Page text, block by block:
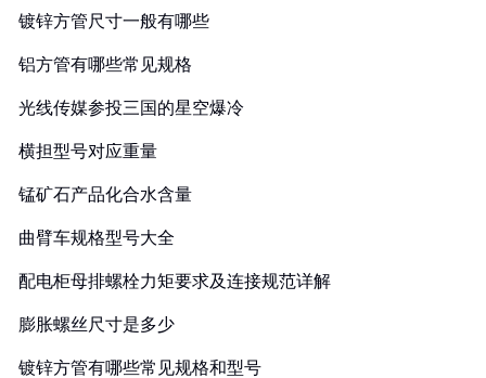
镀锌方管尺寸一般有哪些
铝方管有哪些常见规格
光线传媒参投三国的星空爆冷
横担型号对应重量
锰矿石产品化合水含量
曲臂车规格型号大全
配电柜母排螺栓力矩要求及连接规范详解
膨胀螺丝尺寸是多少
镀锌方管有哪些常见规格和型号